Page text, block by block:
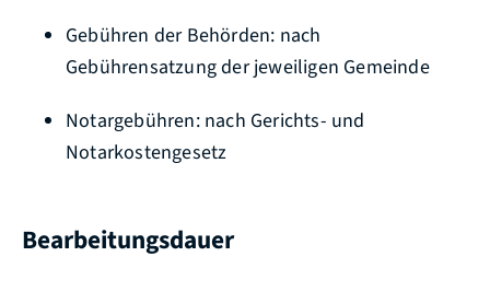
Gebühren der Behörden: nach
Gebührensatzung der jeweiligen Gemeinde
Notargebühren: nach Gerichts- und
Notarkostengesetz
Bearbeitungsdauer